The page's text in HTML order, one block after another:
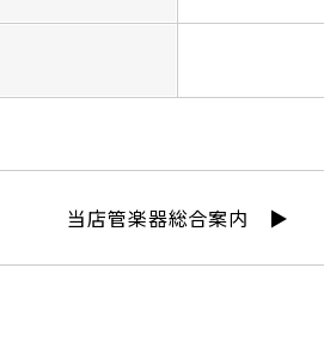
当店管楽器総合案内 ▶